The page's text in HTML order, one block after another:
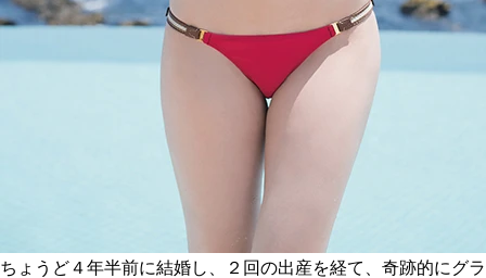
ちょうど４年半前に結婚し、２回の出産を経て、奇跡的にグラ